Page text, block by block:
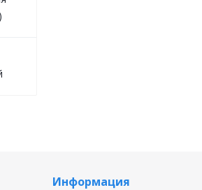
Информация